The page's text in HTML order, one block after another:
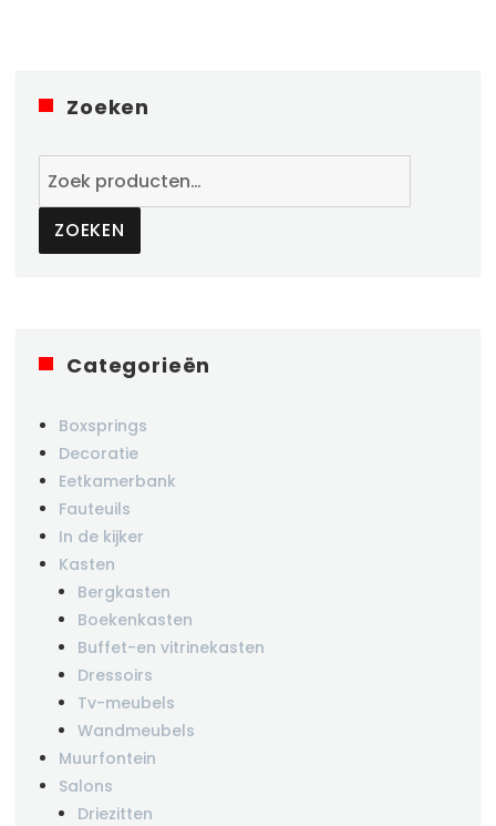
Zoeken
naar:
ZOEKEN
Categorieën
Boxsprings
Decoratie
Eetkamerbank
Fauteuils
In de kijker
Kasten
Bergkasten
Boekenkasten
Buffet-en vitrinekasten
Dressoirs
Tv-meubels
Wandmeubels
Muurfontein
Salons
Driezitten